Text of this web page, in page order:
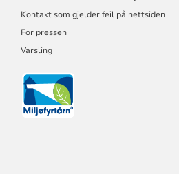
Kontakt som gjelder feil på nettsiden
For pressen
Varsling